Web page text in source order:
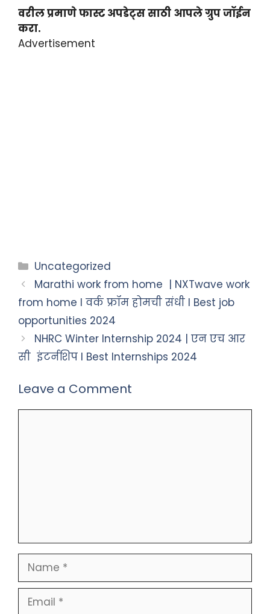
वरील प्रमाणे फास्ट अपडेट्स साठी आपले ग्रुप जॉईन
करा.
Advertisement
Uncategorized
Marathi work from home | NXTwave work
from home I वर्क फ्रॉम होमची संधी I Best job
opportunities 2024
NHRC Winter Internship 2024 | एन एच आर
सी इंटर्नशिप I Best Internships 2024
Leave a Comment